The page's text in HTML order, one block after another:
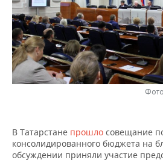
НЕФТЕХИМИЯ
НЕФТЬ
ОПК
ЭНЕРГЕТИКА
РОЗНИЧНАЯ ТОРГОВЛЯ
ТРАНСПОРТ
УСЛУГИ
НОВОСТИ ТЕХНОЛОГИЙ
IT
МЕДИА
МЕРОПРИЯТИЯ
НОВОСТИ МЕРОПРИЯТИЙ
ВЫЕЗДНАЯ РЕДАКЦИЯ
ONLINE-КОНФЕРЕНЦИИ
ОТКРЫТАЯ ЛЕКЦИЯ
СПОРТ
НОВОСТИ СПОРТА
ХОККЕЙ
БАСКЕТБОЛ
ОБЩЕСТВО
ВЛАСТЬ
ИНФРАСТРУКТУРА
СЮЖЕТЫ
В Татарстане прошло совещание
консолидированного бюджета на
обсуждении приняли участие